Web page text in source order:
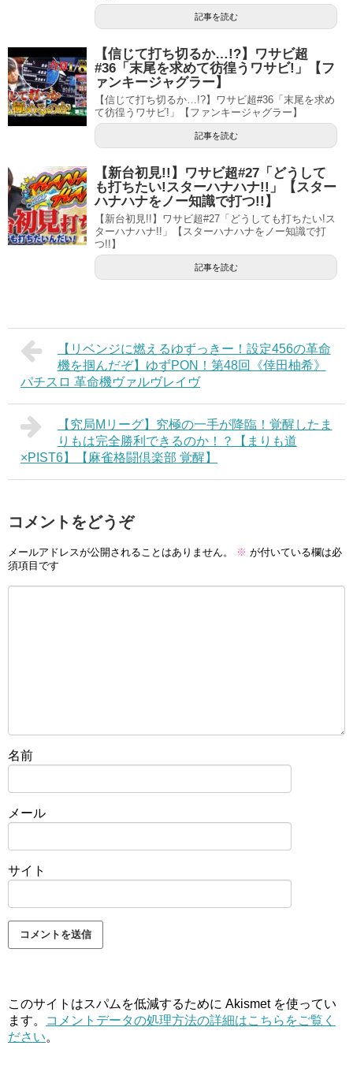
記事を読む
【信じて打ち切るか…!?】ワサビ超
#36「末尾を求めて彷徨うワサビ!」【フ
ァンキージャグラー】
【信じて打ち切るか…!?】ワサビ超#36「末尾を求め
て彷徨うワサビ!」【ファンキージャグラー】
記事を読む
【新台初見!!】ワサビ超#27「どうして
も打ちたい!スターハナハナ!!」【スター
ハナハナをノー知識で打つ!!】
【新台初見!!】ワサビ超#27「どうしても打ちたい!ス
ターハナハナ!!」【スターハナハナをノー知識で打
つ!!】
記事を読む
【リベンジに燃えるゆずっきー！設定456の革命
機を掴んだぞ】ゆずPON！第48回《倖田柚希》
パチスロ 革命機ヴァルヴレイヴ
【究局Mリーグ】究極の一手が降臨！覚醒したま
りもは完全勝利できるのか！？【まりも道
×PIST6】【麻雀格闘倶楽部 覚醒】
コメントをどうぞ
メールアドレスが公開されることはありません。 ※ が付いている欄は必
須項目です
名前
メール
サイト
このサイトはスパムを低減するために Akismet を使ってい
ます。
コメントデータの処理方法の詳細はこちらをご覧く
ださい。